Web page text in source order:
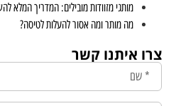
מותגי מזוודות מובילים: המדריך המלא
מה מותר ומה אסור להעלות לטיסה?
צרו איתנו קשר